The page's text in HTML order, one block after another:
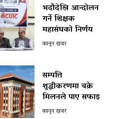
भदौदेखि आन्दोलन
गर्ने शिक्षक
महासंघको निर्णय
कानून खबर
सम्पत्ति
शुद्धीकरणमा चक्रे
मिलनले पाए सफाइ
कानून खबर